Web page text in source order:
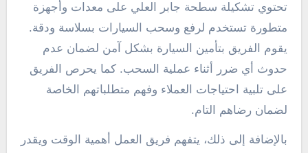
تحتوي تشكيلة سطحة جابر العلي على معدات وأجهزة
متطورة تستخدم لرفع وسحب السيارات بسلاسة ودقة.
يقوم الفريق بتأمين السيارة بشكل آمن لضمان عدم
حدوث أي ضرر أثناء عملية السحب. كما يحرص الفريق
على تلبية احتياجات العملاء وفهم متطلباتهم الخاصة
لضمان رضاهم التام.
بالإضافة إلى ذلك، يتفهم فريق العمل أهمية الوقت ويقدر